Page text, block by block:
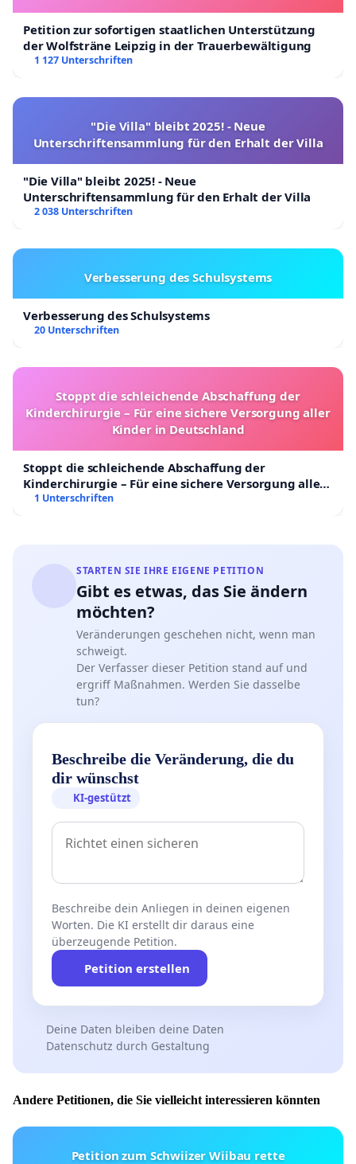
Petition zur sofortigen staatlichen Unterstützung
der Wolfsträne Leipzig in der Trauerbewältigung
1 127 Unterschriften
"Die Villa" bleibt 2025! - Neue
Unterschriftensammlung für den Erhalt der Villa
"Die Villa" bleibt 2025! - Neue
Unterschriftensammlung für den Erhalt der Villa
2 038 Unterschriften
Verbesserung des Schulsystems
Verbesserung des Schulsystems
20 Unterschriften
Stoppt die schleichende Abschaffung der
Kinderchirurgie – Für eine sichere Versorgung aller
Kinder in Deutschland
Stoppt die schleichende Abschaffung der
Kinderchirurgie – Für eine sichere Versorgung aller
Kinder in Deutschland
1 Unterschriften
STARTEN SIE IHRE EIGENE PETITION
Gibt es etwas, das Sie ändern
möchten?
Veränderungen geschehen nicht, wenn man
schweigt.
Der Verfasser dieser Petition stand auf und
ergriff Maßnahmen. Werden Sie dasselbe
tun?
Beschreibe die Veränderung, die du
dir wünschst
KI-gestützt
Beschreibe dein Anliegen in deinen eigenen
Worten. Die KI erstellt dir daraus eine
überzeugende Petition.
Petition erstellen
Deine Daten bleiben deine Daten
Datenschutz durch Gestaltung
Andere Petitionen, die Sie vielleicht interessieren könnten
Petition zum Schwiizer Wiibau rette